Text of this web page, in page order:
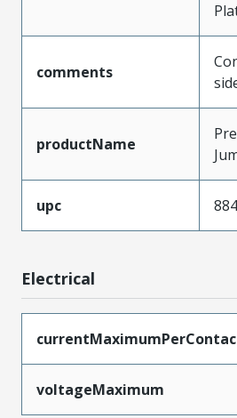
comments
productName
upc
Electrical
voltageMaximum